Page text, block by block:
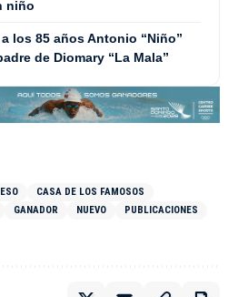
niño
a los 85 años Antonio “Niño”
de Diomary “La Mala”
CASA DE LOS FAMOSOS
GANADOR NUEVO
PUBLICACIONES